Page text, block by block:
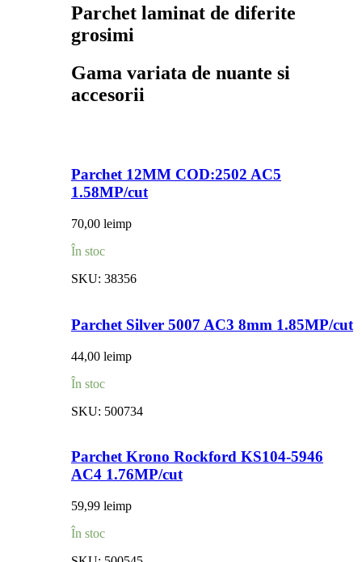
Parchet laminat de diferite
grosimi
Gama variata de nuante si
accesorii
Parchet 12MM COD:2502 AC5
1.58MP/cut
70,00 leimp
În stoc
SKU: 38356
Parchet Silver 5007 AC3 8mm 1.85MP/cut
44,00 leimp
În stoc
SKU: 500734
Parchet Krono Rockford KS104-5946
AC4 1.76MP/cut
59,99 leimp
În stoc